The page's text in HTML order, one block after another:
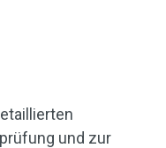
und zur